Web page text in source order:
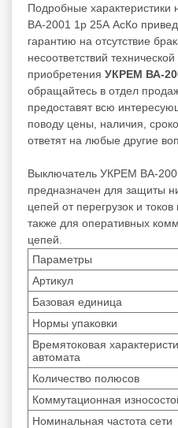
Подробные
ВА-2001 1р 25А АсКо
гарантию на отсутствие
несоответствий
приобретения УКРЕМ ВА-
обращайтесь в отдел
предоставят всю
поводу цены, наличия,
ответят на любые другие
Выключатель УКРЕМ ВА-
предназначен для защиты
цепей от перегрузок и
также для оперативных
цепей.
Параметры
Артикул
Базовая единица
Нормы упаковки
Времятоковая
автомата
Количество полюсов
Коммутационная
Номинальная частота сети